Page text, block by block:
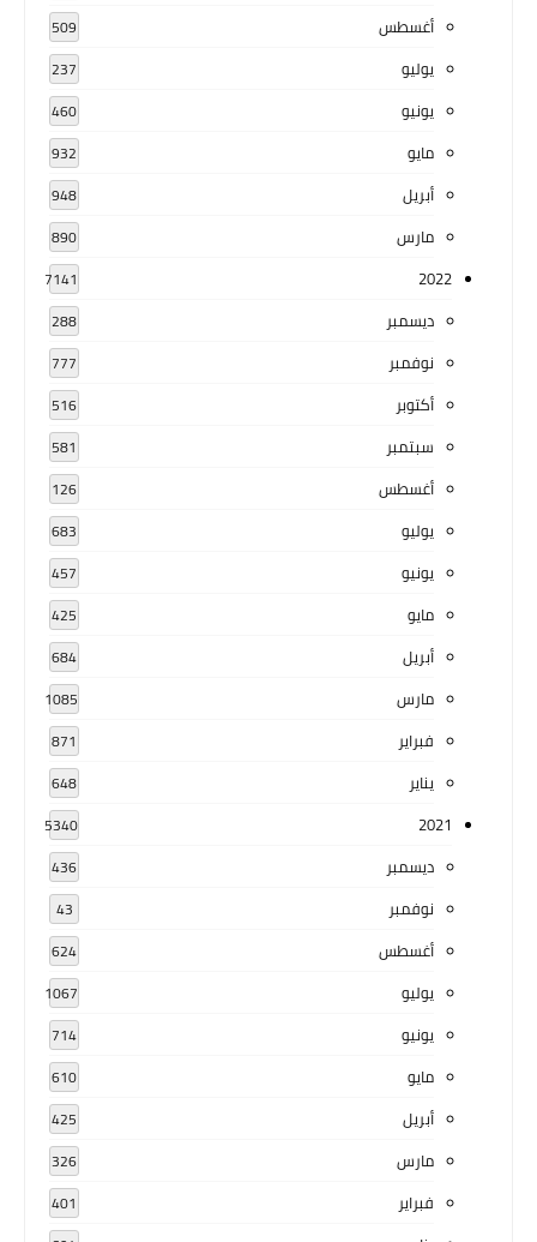
أغسطس 509
يوليو 237
يونيو 460
مايو 932
أبريل 948
مارس 890
2022
7141
ديسمبر 288
نوفمبر 777
أكتوبر 516
سبتمبر 581
أغسطس 126
يوليو 683
يونيو 457
مايو 425
أبريل 684
مارس 1085
فبراير 871
يناير 648
2021
5340
ديسمبر 436
نوفمبر 43
أغسطس 624
يوليو 1067
يونيو 714
مايو 610
أبريل 425
مارس 326
فبراير 401